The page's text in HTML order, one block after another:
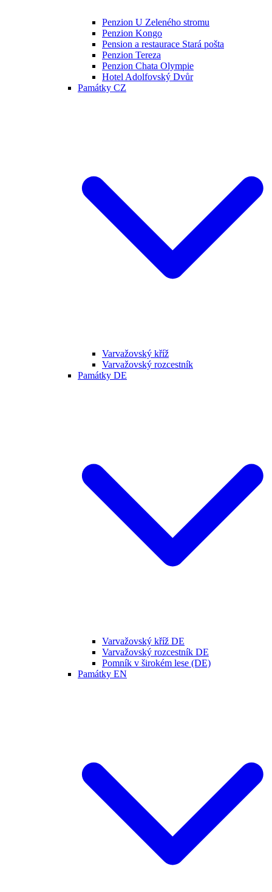
Penzion U Zeleného stromu
Penzion Kongo
Pension a restaurace Stará pošta
Penzion Tereza
Penzion Chata Olympie
Hotel Adolfovský Dvůr
Památky CZ
Varvažovský kříž
Varvažovský rozcestník
Památky DE
Varvažovský kříž DE
Varvažovský rozcestník DE
Pomník v širokém lese (DE)
Památky EN